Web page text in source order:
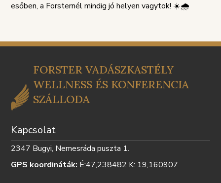
esőben, a Forsternél mindig jó helyen vagytok! ☀️🌧️
FORSTER VADÁSZKASTÉLY
WELLNESS ÉS KONFERENCIA
SZÁLLODA
Kapcsolat
2347 Bugyi, Nemesráda puszta 1.
GPS koordináták: É:47,238482 K: 19,160907